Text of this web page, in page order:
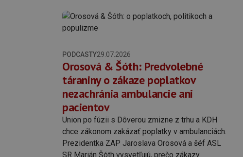
PODCASTY29.07.2026
Orosová & Šóth: Predvolebné
táraniny o zákaze poplatkov
nezachránia ambulancie ani
pacientov
Union po fúzii s Dôverou zmizne z trhu a KDH
chce zákonom zakázať poplatky v ambulanciách.
Prezidentka ZAP Jaroslava Orosová a šéf ASL
SR Marián Šóth vysvetľujú, prečo zákazy